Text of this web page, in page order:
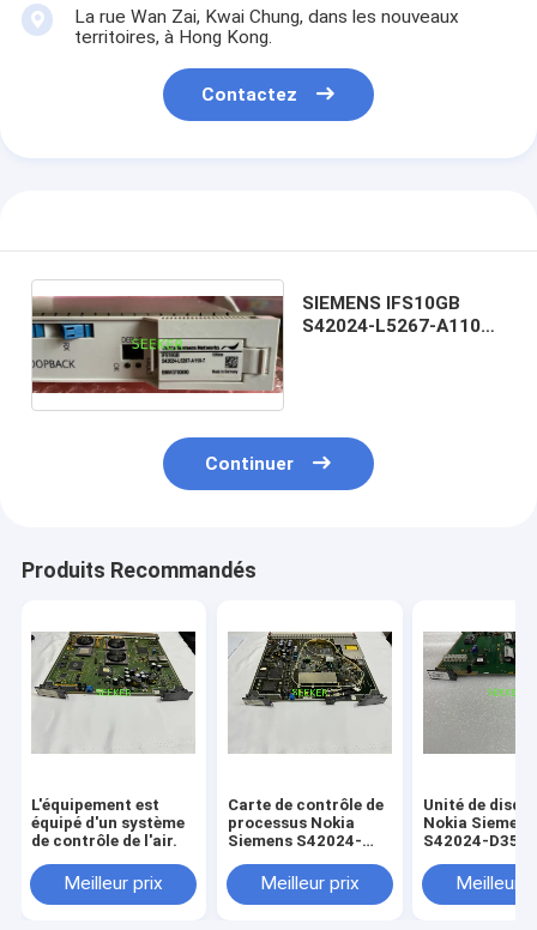
La rue Wan Zai, Kwai Chung, dans les nouveaux
territoires, à Hong Kong.
Contactez
SIEMENS IFS10GB
S42024-L5267-A110
Continuer
Produits Recommandés
L'équipement est
équipé d'un système
de contrôle de l'air.
Meilleur prix
Carte de contrôle de
processus Nokia
Siemens S42024-
Meilleur prix
Unité de
Nokia
S42024-
le SMA4Meilleur